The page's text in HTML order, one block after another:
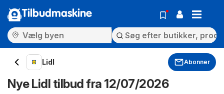
Tilbudmaskine
Lidl Abonner
Nye Lidl tilbud fra 12/07/2026